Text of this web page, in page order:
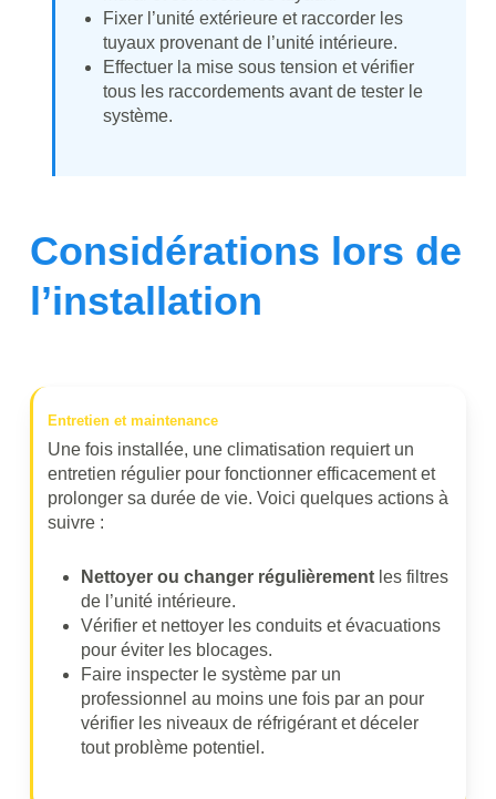
Fixer l’unité extérieure et raccorder les
tuyaux provenant de l’unité intérieure.
Effectuer la mise sous tension et vérifier
tous les raccordements avant de tester le
système.
Considérations lors de
l’installation
Entretien et maintenance
Une fois installée, une climatisation requiert un
entretien régulier pour fonctionner efficacement et
prolonger sa durée de vie. Voici quelques actions à
suivre :
Nettoyer ou changer régulièrement les filtres
de l’unité intérieure.
Vérifier et nettoyer les conduits et évacuations
pour éviter les blocages.
Faire inspecter le système par un
professionnel au moins une fois par an pour
vérifier les niveaux de réfrigérant et déceler
tout problème potentiel.